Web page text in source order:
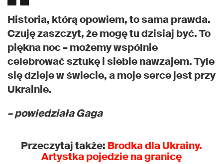
Historia, którą opowiem, to sama prawda.
Czuję zaszczyt, że mogę tu dzisiaj być. To
piękna noc – możemy wspólnie
celebrować sztukę i siebie nawzajem. Tyle
się dzieje w świecie, a moje serce jest przy
Ukrainie.
– powiedziała Gaga
Przeczytaj także: Brodka dla Ukrainy.
Artystka pojedzie na granicę